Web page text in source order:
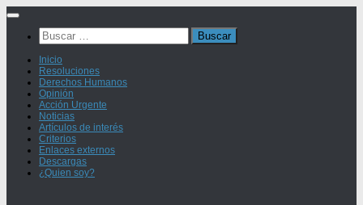
Saltar
contenidoBuscar:
Inicio
Resoluciones
Derechos Humanos
Opinión
Acción Urgente
Noticias
Artículos de interés
Criterios
Enlaces externos
Descargas
¿Quien soy?